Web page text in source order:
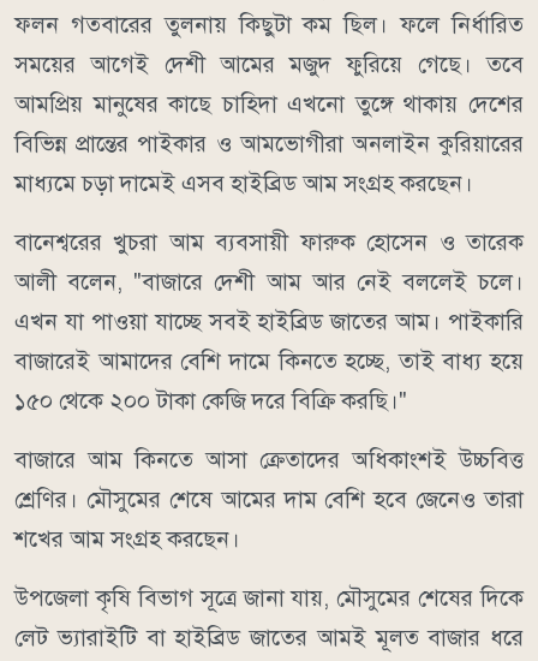
ফলন গতবারের তুলনায় কিছুটা কম ছিল। ফলে নির্ধারিত
সময়ের আগেই দেশী আমের মজুদ ফুরিয়ে গেছে। তবে
আমপ্রিয় মানুষের কাছে চাহিদা এখনো তুঙ্গে থাকায় দেশের
বিভিন্ন প্রান্তের পাইকার ও আমভোগীরা অনলাইন কুরিয়ারের
মাধ্যমে চড়া দামেই এসব হাইব্রিড আম সংগ্রহ করছেন।
বানেশ্বরের খুচরা আম ব্যবসায়ী ফারুক হোসেন ও তারেক
আলী বলেন, "বাজারে দেশী আম আর নেই বললেই চলে।
এখন যা পাওয়া যাচ্ছে সবই হাইব্রিড জাতের আম। পাইকারি
বাজারেই আমাদের বেশি দামে কিনতে হচ্ছে, তাই বাধ্য হয়ে
১৫০ থেকে ২০০ টাকা কেজি দরে বিক্রি করছি।"
বাজারে আম কিনতে আসা ক্রেতাদের অধিকাংশই উচ্চবিত্ত
শ্রেণির। মৌসুমের শেষে আমের দাম বেশি হবে জেনেও তারা
শখের আম সংগ্রহ করছেন।
উপজেলা কৃষি বিভাগ সূত্রে জানা যায়, মৌসুমের শেষের দিকে
লেট ভ্যারাইটি বা হাইব্রিড জাতের আমই মূলত বাজার ধরে